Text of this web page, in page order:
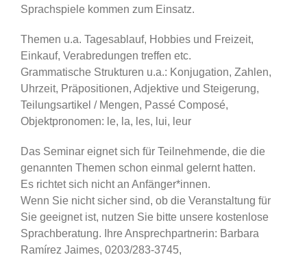
Sprachspiele kommen zum Einsatz.
Themen u.a. Tagesablauf, Hobbies und Freizeit,
Einkauf, Verabredungen treffen etc.
Grammatische Strukturen u.a.: Konjugation, Zahlen,
Uhrzeit, Präpositionen, Adjektive und Steigerung,
Teilungsartikel / Mengen, Passé Composé,
Objektpronomen: le, la, les, lui, leur
Das Seminar eignet sich für Teilnehmende, die die
genannten Themen schon einmal gelernt hatten.
Es richtet sich nicht an Anfänger*innen.
Wenn Sie nicht sicher sind, ob die Veranstaltung für
Sie geeignet ist, nutzen Sie bitte unsere kostenlose
Sprachberatung. Ihre Ansprechpartnerin: Barbara
Ramírez Jaimes, 0203/283-3745,